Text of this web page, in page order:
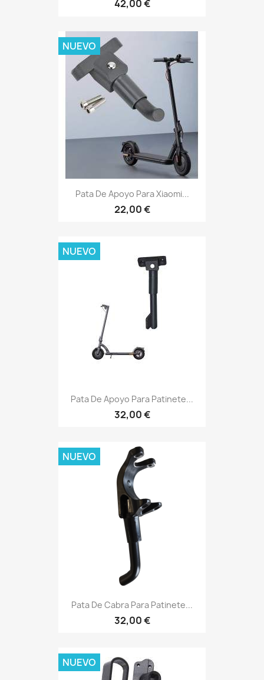
42,00 €
Pata De Apoyo Para Xiaomi...
22,00 €
NUEVO
Pata De Apoyo Para Patinete...
32,00 €
NUEVO
Pata De Cabra Para Patinete...
32,00 €
NUEVO
NUEVO